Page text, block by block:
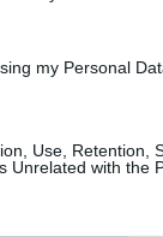
my Personal
Use, Retention,
Unrelated with the